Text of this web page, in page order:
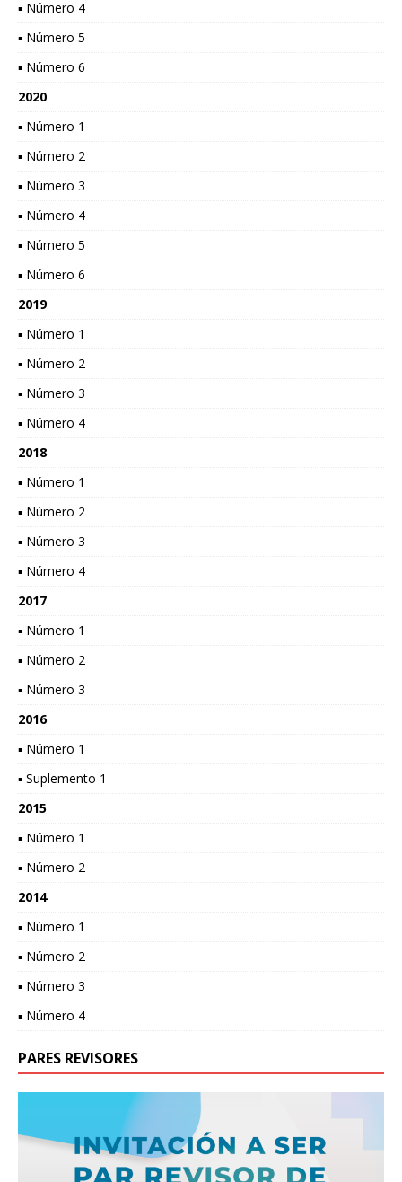
▪ Número 4
▪ Número 5
▪ Número 6
2020
▪ Número 1
▪ Número 2
▪ Número 3
▪ Número 4
▪ Número 5
▪ Número 6
2019
▪ Número 1
▪ Número 2
▪ Número 3
▪ Número 4
2018
▪ Número 1
▪ Número 2
▪ Número 3
▪ Número 4
2017
▪ Número 1
▪ Número 2
▪ Número 3
2016
▪ Número 1
▪ Suplemento 1
2015
▪ Número 1
▪ Número 2
2014
▪ Número 1
▪ Número 2
▪ Número 3
▪ Número 4
PARES REVISORES